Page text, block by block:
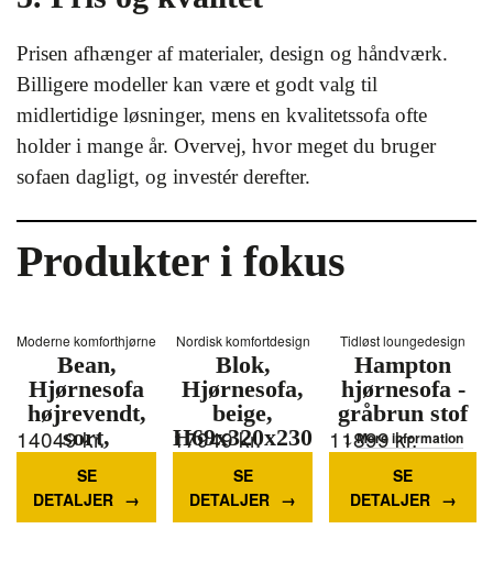
Prisen afhænger af materialer, design og håndværk.
Billigere modeller kan være et godt valg til
midlertidige løsninger, mens en kvalitetssofa ofte
holder i mange år. Overvej, hvor meget du bruger
sofaen dagligt, og investér derefter.
Produkter i fokus
Moderne komforthjørne
Bean,
Hjørnesofa
højrevendt,
sort,
H73x175x305
cm, læder
14049kr.
SE
DETALJER
Mere information
Nordisk komfortdesign
Blok,
Hjørnesofa,
beige,
H69x320x230
cm, stof
17949kr.
SE
DETALJER
Mere information
Tidløst loungedesign
Hampton
hjørnesofa -
gråbrun stof
11899 kr.
SE
DETALJER
Mere information